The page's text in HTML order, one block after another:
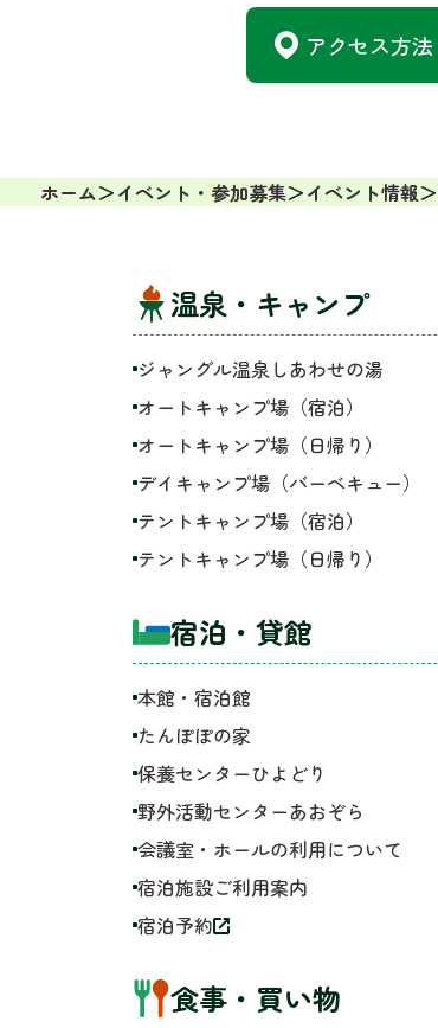
アクセス方法
ホーム イベント・参加募集 イベント情報
温泉・キャンプ
ジャングル温泉しあわせの湯
オートキャンプ場（宿泊）
オートキャンプ場（日帰り）
デイキャンプ場（バーベキュー）
テントキャンプ場（宿泊）
テントキャンプ場（日帰り）
宿泊・貸館
本館・宿泊館
たんぽぽの家
保養センターひよどり
野外活動センターあおぞら
会議室・ホールの利用について
宿泊施設ご利用案内
宿泊予約
食事・買い物